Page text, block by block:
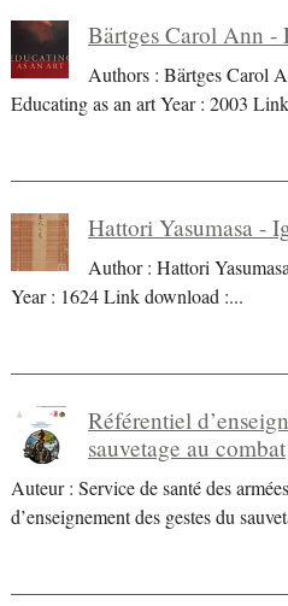
Bärtges Carol Ann -
Authors : Bärtges Carol
Educating as an art Year : 2003
Hattori Yasumasa -
Author : Hattori
Year : 1624 Link download :...
Référentiel
sauvetage au combat
Auteur : Service de santé des
d’enseignement des gestes du